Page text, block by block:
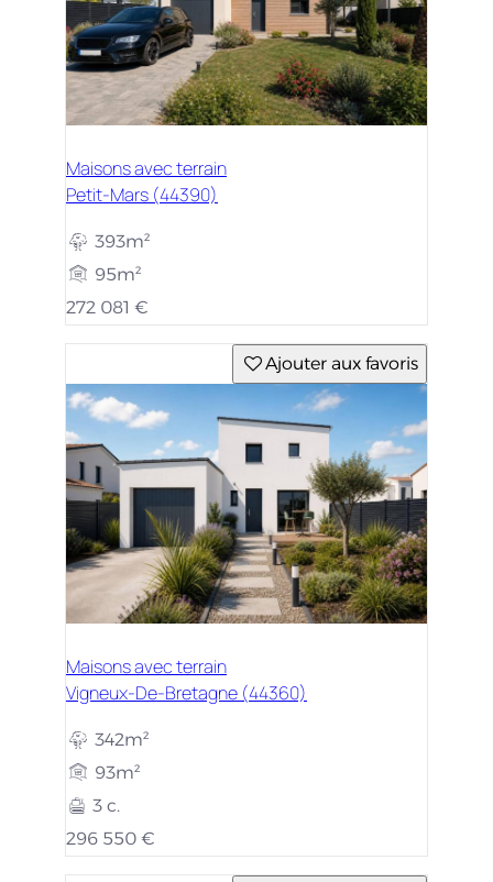
Maisons avec terrain
Petit-Mars (44390)
393m²
95m²
272 081 €
Ajouter aux favoris
Maisons avec terrain
Vigneux-De-Bretagne (44360)
342m²
93m²
3 c.
296 550 €